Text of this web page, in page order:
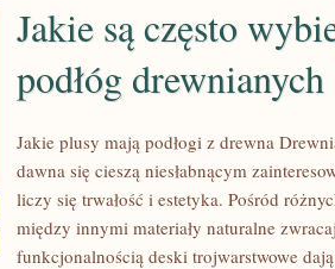
Jakie są często
podłóg drewnianych
Jakie plusy mają podłogi z drewna
dawna się cieszą niesłabnącym
liczy się trwałość i estetyka. Pośród
między innymi materiały naturalne
funkcjonalnością deski trojwarstwowe